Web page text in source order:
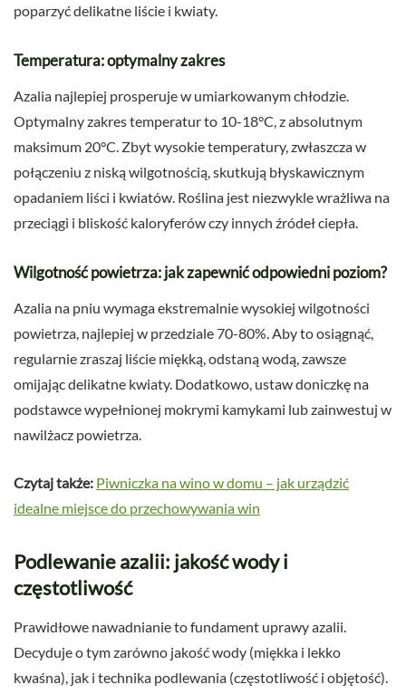
poparzyć delikatne liście i kwiaty.
Temperatura: optymalny zakres
Azalia najlepiej prosperuje w umiarkowanym chłodzie.
Optymalny zakres temperatur to 10-18°C, z absolutnym
maksimum 20°C. Zbyt wysokie temperatury, zwłaszcza w
połączeniu z niską wilgotnością, skutkują błyskawicznym
opadaniem liści i kwiatów. Roślina jest niezwykle wrażliwa na
przeciągi i bliskość kaloryferów czy innych źródeł ciepła.
Wilgotność powietrza: jak zapewnić odpowiedni poziom?
Azalia na pniu wymaga ekstremalnie wysokiej wilgotności
powietrza, najlepiej w przedziale 70-80%. Aby to osiągnąć,
regularnie zraszaj liście miękką, odstaną wodą, zawsze
omijając delikatne kwiaty. Dodatkowo, ustaw doniczkę na
podstawce wypełnionej mokrymi kamykami lub zainwestuj w
nawilżacz powietrza.
Czytaj także: Piwniczka na wino w domu – jak urządzić
idealne miejsce do przechowywania win
Podlewanie azalii: jakość wody i
częstotliwość
Prawidłowe nawadnianie to fundament uprawy azalii.
Decyduje o tym zarówno jakość wody (miękka i lekko
kwaśna), jak i technika podlewania (częstotliwość i objętość).